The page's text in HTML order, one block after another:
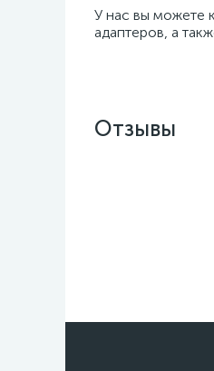
У нас вы можете
адаптеров, а
Отзывы